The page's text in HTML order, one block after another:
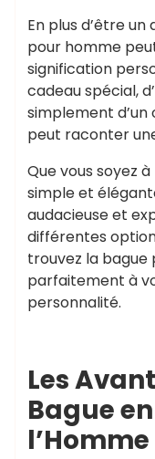
En plus d’être
pour homme
signification
cadeau spécial,
simplement
peut raconter
Que vous soyez
simple et
audacieuse et
différentes
trouvez la
parfaitement à
personnalité.
Les
Bague